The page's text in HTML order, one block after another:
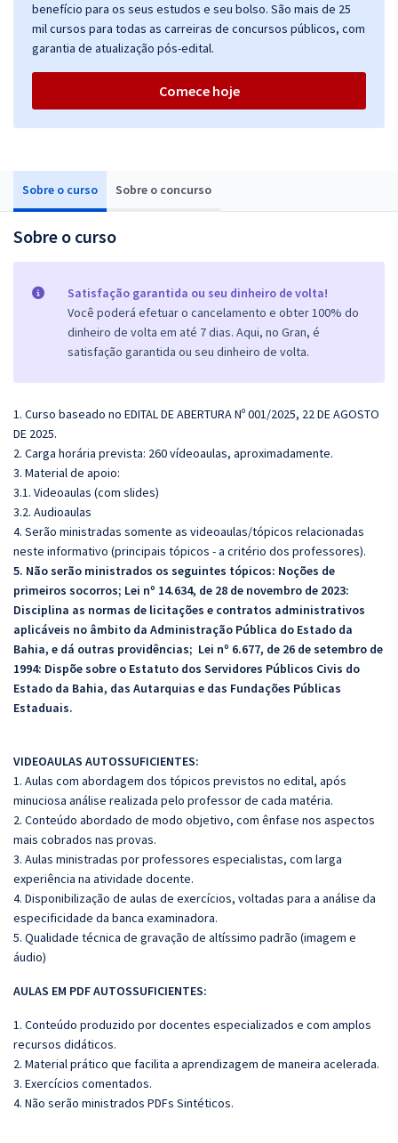
Sobre o curso Sobre o concurso
Sobre o curso
Satisfação garantida ou seu dinheiro de volta!
Você poderá efetuar o cancelamento e obter 100% do
dinheiro de volta em até 7 dias. Aqui, no Gran, é
satisfação garantida ou seu dinheiro de volta.
1. Curso baseado no EDITAL DE ABERTURA Nº 001/2025, 22 DE AGOSTO
DE 2025.
2. Carga horária prevista: 260 vídeoaulas, aproximadamente.
3. Material de apoio:
3.1. Videoaulas (com slides)
3.2. Audioaulas
4. Serão ministradas somente as videoaulas/tópicos relacionadas
neste informativo (principais tópicos - a critério dos professores).
5. Não serão ministrados os seguintes tópicos: Noções de
primeiros socorros; Lei nº 14.634, de 28 de novembro de 2023:
Disciplina as normas de licitações e contratos administrativos
aplicáveis no âmbito da Administração Pública do Estado da
Bahia, e dá outras providências; Lei nº 6.677, de 26 de setembro de
1994: Dispõe sobre o Estatuto dos Servidores Públicos Civis do
Estado da Bahia, das Autarquias e das Fundações Públicas
Estaduais.
VIDEOAULAS AUTOSSUFICIENTES:
1. Aulas com abordagem dos tópicos previstos no edital, após
minuciosa análise realizada pelo professor de cada matéria.
2. Conteúdo abordado de modo objetivo, com ênfase nos aspectos
mais cobrados nas provas.
3. Aulas ministradas por professores especialistas, com larga
experiência na atividade docente.
4. Disponibilização de aulas de exercícios, voltadas para a análise da
especificidade da banca examinadora.
5. Qualidade técnica de gravação de altíssimo padrão (imagem e
áudio)
AULAS EM PDF AUTOSSUFICIENTES:
1. Conteúdo produzido por docentes especializados e com amplos
recursos didáticos.
2. Material prático que facilita a aprendizagem de maneira acelerada.
3. Exercícios comentados.
4. Não serão ministrados PDFs Sintéticos.
benefício para os seus estudos e seu bolso. São mais de 25
mil cursos para todas as carreiras de concursos públicos, com
garantia de atualização pós-edital.
Comece hoje